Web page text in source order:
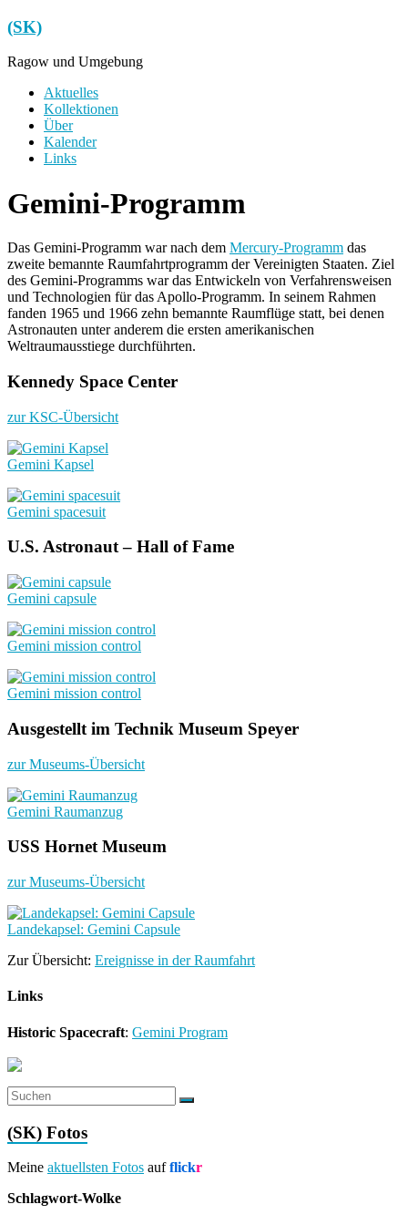
Zum
Inhalt
springen
(SK)
Ragow und Umgebung
Menü
Aktuelles
Kollektionen
Über
Kalender
Links
Gemini-Programm
Das Gemini-Programm war nach dem Mercury-Programm das
zweite bemannte Raumfahrtprogramm der Vereinigten Staaten. Ziel
des Gemini-Programms war das Entwickeln von Verfahrensweisen
und Technologien für das Apollo-Programm. In seinem Rahmen
fanden 1965 und 1966 zehn bemannte Raumflüge statt, bei denen
Astronauten unter anderem die ersten amerikanischen
Weltraumausstiege durchführten.
Kennedy Space Center
zur KSC-Übersicht
Gemini Kapsel
Gemini spacesuit
U.S. Astronaut – Hall of Fame
Gemini capsule
Gemini mission control
Gemini mission control
Ausgestellt im Technik Museum Speyer
zur Museums-Übersicht
Gemini Raumanzug
USS Hornet Museum
zur Museums-Übersicht
Landekapsel: Gemini Capsule
Zur Übersicht: Ereignisse in der Raumfahrt
Links
Historic Spacecraft: Gemini Program
(SK) Fotos
Meine aktuellsten Fotos aufflickr
Schlagwort-Wolke